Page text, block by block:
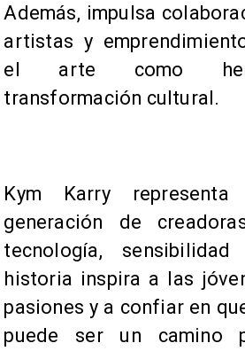
Además, impulsa
artistas y
el arte como
transformación cultural.
Kym Karry
generación de
tecnología,
historia inspira a las
pasiones y a confiar en
puede ser un camino